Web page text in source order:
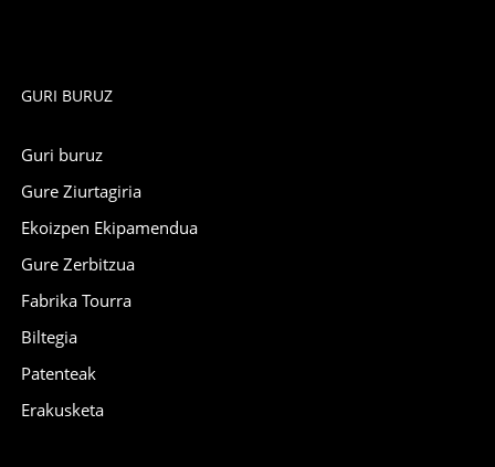
GURI BURUZ
Guri buruz
Gure Ziurtagiria
Ekoizpen Ekipamendua
Gure Zerbitzua
Fabrika Tourra
Biltegia
Patenteak
Erakusketa